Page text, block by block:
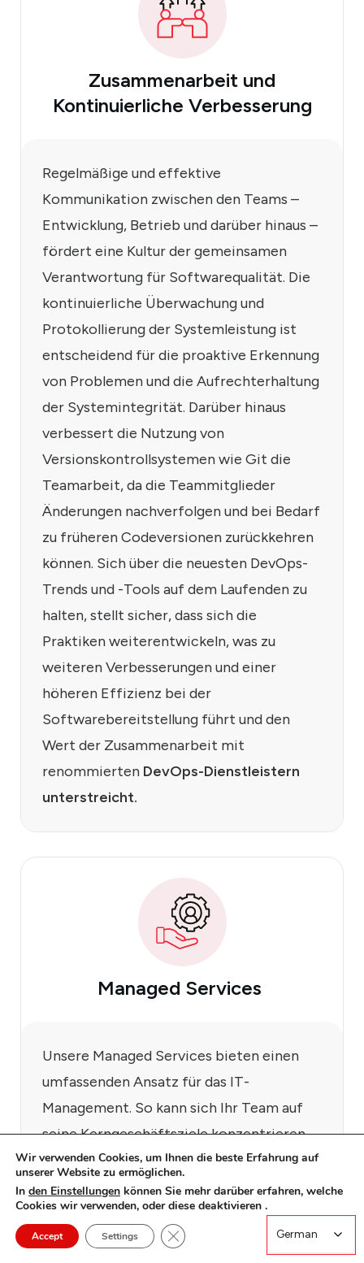
Zusammenarbeit und
Kontinuierliche Verbesserung
Regelmäßige und effektive
Kommunikation zwischen den Teams –
Entwicklung, Betrieb und darüber hinaus –
fördert eine Kultur der gemeinsamen
Verantwortung für Softwarequalität. Die
kontinuierliche Überwachung und
Protokollierung der Systemleistung ist
entscheidend für die proaktive Erkennung
von Problemen und die Aufrechterhaltung
der Systemintegrität. Darüber hinaus
verbessert die Nutzung von
Versionskontrollsystemen wie Git die
Teamarbeit, da die Teammitglieder
Änderungen nachverfolgen und bei Bedarf
zu früheren Codeversionen zurückkehren
können. Sich über die neuesten DevOps-
Trends und -Tools auf dem Laufenden zu
halten, stellt sicher, dass sich die
Praktiken weiterentwickeln, was zu
weiteren Verbesserungen und einer
höheren Effizienz bei der
Softwarebereitstellung führt und den
Wert der Zusammenarbeit mit
renommierten DevOps-Dienstleistern
unterstreicht.
Managed Services
Unsere Managed Services bieten einen
umfassenden Ansatz für das IT-
Management. So kann sich Ihr Team auf
seine Kerngeschäftsziele konzentrieren,
während wir Ihre Infrastruktur betreuen.
Unsere erfahrenen Experten nutzen Best
Practices und fortschrittliche Tools, um
Ihre Systeme in verschiedenen
Wir verwenden Cookies, um Ihnen die beste Erfahrung auf
unserer Website zu ermöglichen.
In den Einstellungen können Sie mehr darüber erfahren, welche
Cookies wir verwenden, oder diese deaktivieren .
Accept Settings Close GDPR Cookie Banner
German
German